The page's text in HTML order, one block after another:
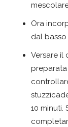
Ora
dal basso
Versare il
preparata
10 minuti.